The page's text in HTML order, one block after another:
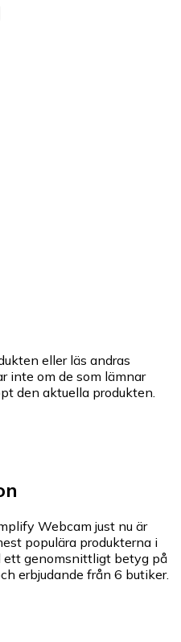
eller läs andras
inte om de som lämnar
den aktuella produkten.
Webcam just nu är
populära produkterna i
genomsnittligt betyg på
erbjudande från 6 butiker.